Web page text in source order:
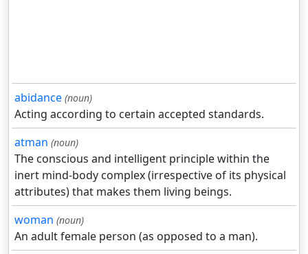
abidance (noun)
Acting according to certain accepted standards.
atman (noun)
The conscious and intelligent principle within the
inert mind-body complex (irrespective of its physical
attributes) that makes them living beings.
woman (noun)
An adult female person (as opposed to a man).